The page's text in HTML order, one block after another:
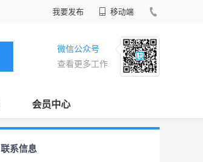
我要发布 移动端
微信公众号
查看更多工作
会员中心
联系信息